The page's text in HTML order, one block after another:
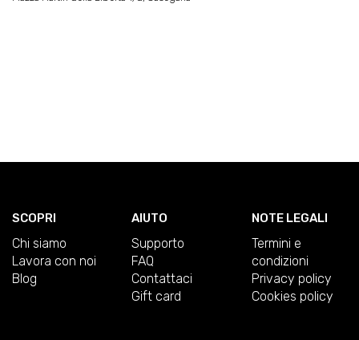
SCOPRI
Chi siamo
Lavora con noi
Blog
AIUTO
Supporto
FAQ
Contattaci
Gift card
NOTE LEGALI
Termini e
condizioni
Privacy policy
Cookies policy